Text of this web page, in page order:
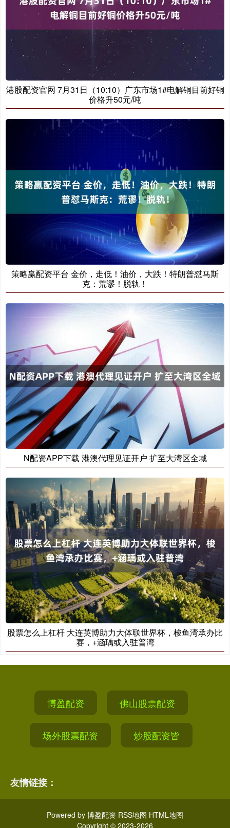
港股配资官网 7月31日（10:10）广东市场1#电解铜目前好铜
价格升50元/吨
策略赢配资平台 金价，走低！油价，大跌！特朗普怼马斯
克：荒谬！脱轨！
N配资APP下载 港澳代理见证开户 扩至大湾区全域
股票怎么上杠杆 大连英博助力大体联世界杯，梭鱼湾承办比
赛，+涵瑀或入驻普湾
博盈配资 佛山股票配资
场外股票配资 炒股配资皆
友情链接：
Powered by 博盈配资 RSS地图 HTML地图
Copyright © 2023-2026